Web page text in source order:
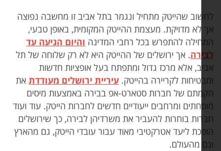
שהייטק מתחיל ונגמר בתל אביב זו מחשבה נפוצה
לא מדויקת. מעצמת ההייטק המקומית, באופן טבעי,
להתפרש בכל רחבי המדינהוהיום הגיעה עד
. אך ירושלים של ההייטק היא לא רק שלוחה של תל
אלא מרכז גדול ומתפתח בעל אופציות חדשות
לקריירה בהייטק.עיריית ירושלים מעודדתאת
של חברות סטארט-אפ בבירה באמצעות מיסים
ומרחבים ייעודיים חדשים לחברות הייטק. עוד ועוד
בוחרות להעביר את משרדיהן לבירה, כך שירושלים
ליעד אטרקטיבי מאוד עבור עובדי הייטק, גם מהארץ
מהעולם.